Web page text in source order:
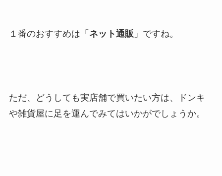
１番のおすすめは「 ネット通販 」ですね。
ただ、どうしても実店舗で買いたい方は、ドンキ
や雑貨屋に足を運んでみてはいかがでしょうか。